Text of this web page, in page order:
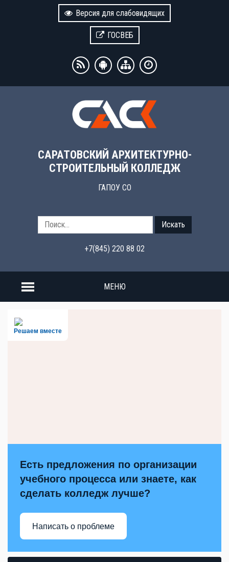
Версия для слабовидящих
ГОСВЕБ
САРАТОВСКИЙ АРХИТЕКТУРНО-
СТРОИТЕЛЬНЫЙ КОЛЛЕДЖ
ГАПОУ СО
Искать
+7(845) 220 88 02
МЕНЮ
Решаем вместе
Есть предложения по организации
учебного процесса или знаете, как
сделать колледж лучше?
Написать о проблеме